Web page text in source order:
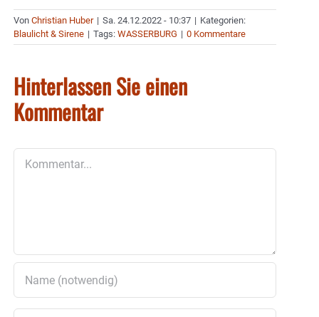
Von Christian Huber | Sa. 24.12.2022 - 10:37 | Kategorien:
Blaulicht & Sirene | Tags: WASSERBURG | 0 Kommentare
Hinterlassen Sie einen
Kommentar